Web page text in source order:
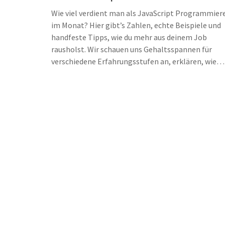
Wie viel verdient man als JavaScript
im Monat? Hier gibt’s Zahlen, echte Beispiele und
handfeste Tipps, wie du mehr aus deinem Job
rausholst. Wir schauen uns Gehaltsspannen für
verschiedene Erfahrungsstufen an, erklären, wie